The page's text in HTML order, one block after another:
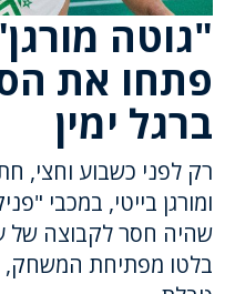
"גוטה
פתחו את
ברגל ימין
רק לפני כשבוע וחצי,
ומורגן בייטי, במכבי
שהיה חסר לקבוצה של
בלטו מפתיחת המשחק,